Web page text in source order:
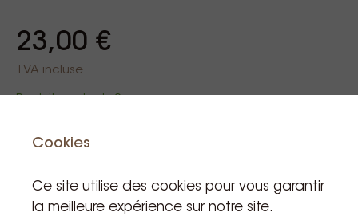
23,00 €
TVA incluse
Cookies
Ce site utilise des cookies pour vous garantir
la meilleure expérience sur notre site.